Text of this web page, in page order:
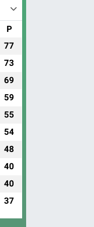
P
77
73
69
59
55
54
48
40
40
37